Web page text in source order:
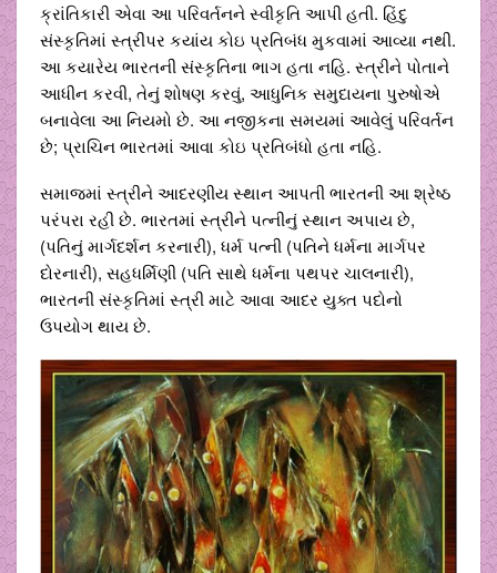
ક્રાંતિકારી એવા આ પરિવર્તનને સ્વીકૃતિ આપી હતી. હિંદુ
સંસ્કૃતિમાં સ્ત્રીપર કયાંય કોઇ પ્રતિબંધ મુકવામાં આવ્યા નથી.
આ કયારેય ભારતની સંસ્કૃતિના ભાગ હતા નહિ. સ્ત્રીને પોતાને
આધીન કરવી, તેનું શોષણ કરવું, આધુનિક સમુદાયના પુરુષોએ
બનાવેલા આ નિયમો છે. આ નજીકના સમયમાં આવેલું પરિવર્તન
છે; પ્રાચિન ભારતમાં આવા કોઇ પ્રતિબંધો હતા નહિ.
સમાજમાં સ્ત્રીને આદરણીય સ્થાન આપતી ભારતની આ શ્રેષ્ઠ
પરંપરા રહી છે. ભારતમાં સ્ત્રીને પત્નીનું સ્થાન અપાય છે,
(પતિનું માર્ગદર્શન કરનારી), ધર્મ પત્ની (પતિને ધર્મના માર્ગપર
દોરનારી), સહધર્મિણી (પતિ સાથે ધર્મના પથપર ચાલનારી),
ભારતની સંસ્કૃતિમાં સ્ત્રી માટે આવા આદર યુક્ત પદોનો
ઉપયોગ થાય છે.